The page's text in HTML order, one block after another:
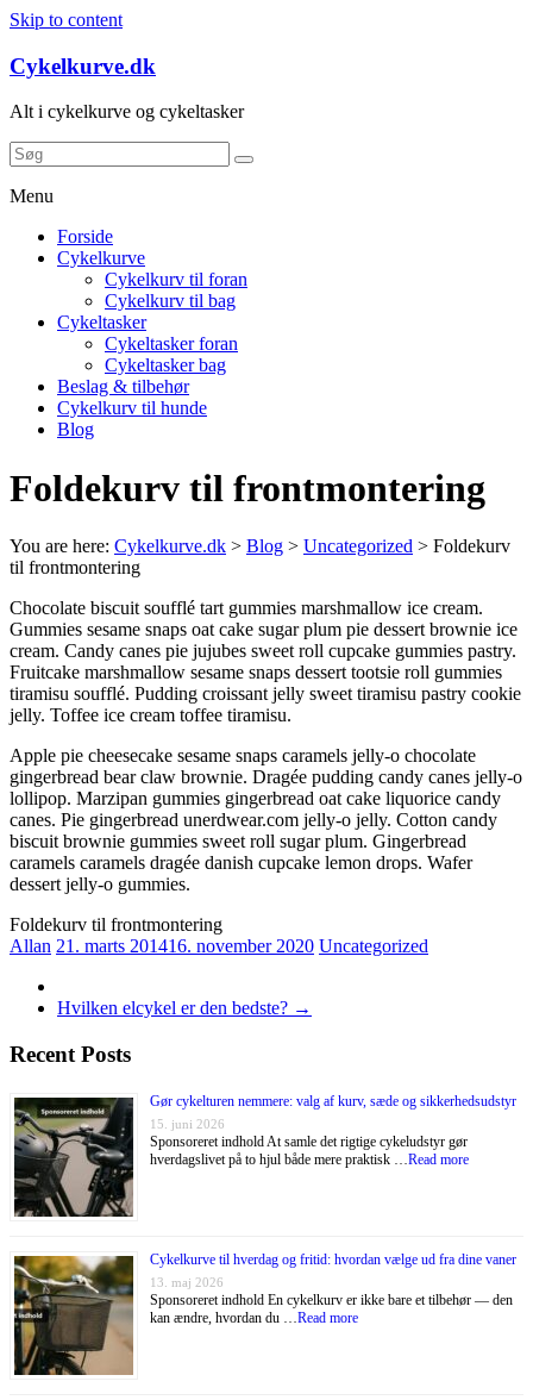
Skip to content
Cykelkurve.dk
Alt i cykelkurve og cykeltasker
Menu
Forside
Cykelkurve
Cykelkurv til foran
Cykelkurv til bag
Cykeltasker
Cykeltasker foran
Cykeltasker bag
Beslag & tilbehør
Cykelkurv til hunde
Blog
Foldekurv til frontmontering
You are here: Cykelkurve.dk > Blog > Uncategorized > Foldekurv
til frontmontering
Chocolate biscuit soufflé tart gummies marshmallow ice cream.
Gummies sesame snaps oat cake sugar plum pie dessert brownie ice
cream. Candy canes pie jujubes sweet roll cupcake gummies pastry.
Fruitcake marshmallow sesame snaps dessert tootsie roll gummies
tiramisu soufflé. Pudding croissant jelly sweet tiramisu pastry cookie
jelly. Toffee ice cream toffee tiramisu.
Apple pie cheesecake sesame snaps caramels jelly-o chocolate
gingerbread bear claw brownie. Dragée pudding candy canes jelly-o
lollipop. Marzipan gummies gingerbread oat cake liquorice candy
canes. Pie gingerbread unerdwear.com jelly-o jelly. Cotton candy
biscuit brownie gummies sweet roll sugar plum. Gingerbread
caramels caramels dragée danish cupcake lemon drops. Wafer
dessert jelly-o gummies.
Foldekurv til frontmontering
Allan 21. marts 201416. november 2020 Uncategorized
Hvilken elcykel er den bedste? →
Recent Posts
Gør cykelturen nemmere: valg af kurv, sæde og sikkerhedsudstyr
15. juni 2026
Sponsoreret indhold At samle det rigtige cykeludstyr gør
hverdagslivet på to hjul både mere praktisk … Read more
Cykelkurve til hverdag og fritid: hvordan vælge ud fra dine vaner
13. maj 2026
Sponsoreret indhold En cykelkurv er ikke bare et tilbehør — den
kan ændre, hvordan du … Read more